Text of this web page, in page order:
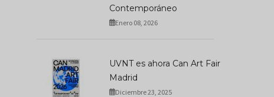
Contemporáneo
Enero 08, 2026
UVNT es ahora Can Art Fair
Madrid
Diciembre 23, 2025